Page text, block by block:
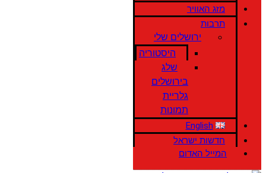
מזג האוויר
תרבות
ירושלים שלי
היסטוריה
שלג
בירושלים
גלריית
תמונות
English
חדשות ישראל
המייל האדום